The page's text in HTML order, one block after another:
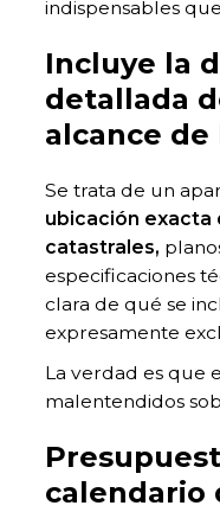
indispensables
Incluye la
detallada
alcance de
Se trata de un
ubicación exacta
catastrales,
especificaciones
clara de qué se
expresamente
La verdad es que
malentendidos
calendario